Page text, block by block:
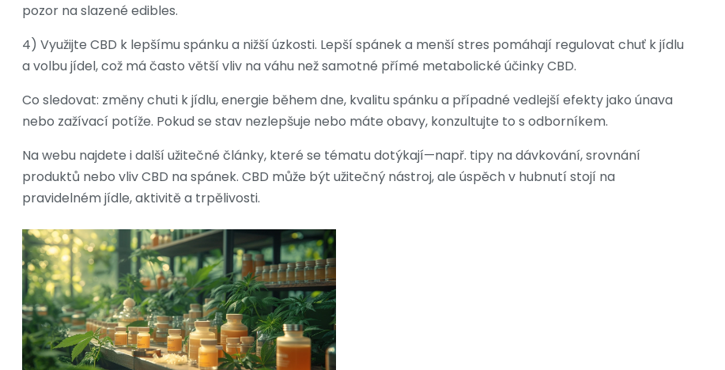
pozor na slazené edibles.
4) Využijte CBD k lepšímu spánku a nižší úzkosti. Lepší spánek a menší stres pomáhají regulovat chuť k jídlu
a volbu jídel, což má často větší vliv na váhu než samotné přímé metabolické účinky CBD.
Co sledovat: změny chuti k jídlu, energie během dne, kvalitu spánku a případné vedlejší efekty jako únava
nebo zažívací potíže. Pokud se stav nezlepšuje nebo máte obavy, konzultujte to s odborníkem.
Na webu najdete i další užitečné články, které se tématu dotýkají—např. tipy na dávkování, srovnání
produktů nebo vliv CBD na spánek. CBD může být užitečný nástroj, ale úspěch v hubnutí stojí na
pravidelném jídle, aktivitě a trpělivosti.